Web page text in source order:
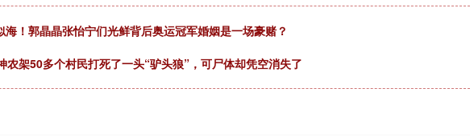
！郭晶晶张怡宁们光鲜背后奥运冠军婚姻是一场豪赌？
农架50多个村民打死了一头“驴头狼”，可尸体却凭空消失了